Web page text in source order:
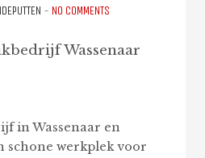
- NO COMMENTS
in Wassenaar en
schone werkplek voor